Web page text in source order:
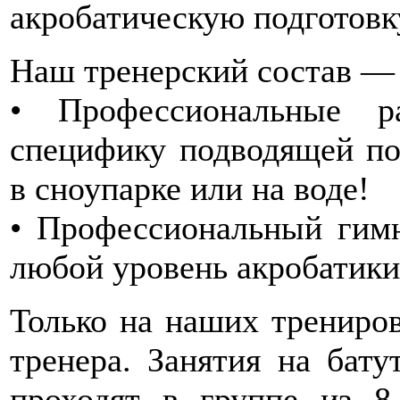
акробатическую
Наш тренерский состав —
• Профессиональные
специфику подводящей
в сноупарке или на воде!
• Профессиональный
любой уровень
Только на наших
тренера. Занятия на